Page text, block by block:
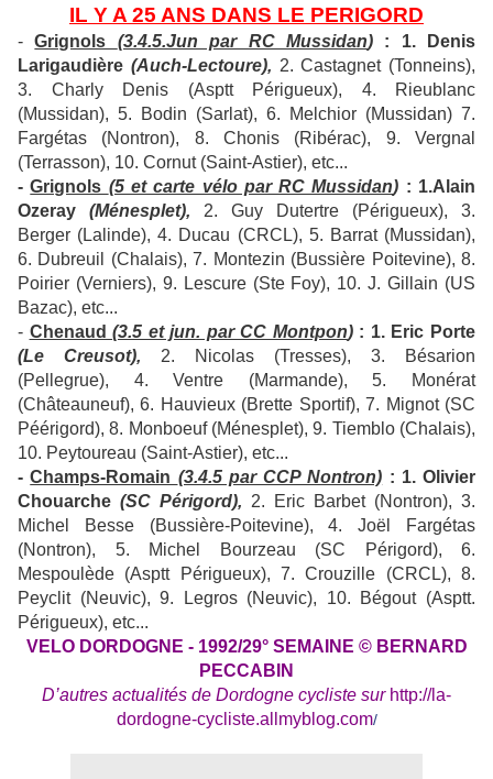
IL Y A 25 ANS DANS LE PERIGORD
-Grignols (3.4.5.Jun par RC Mussidan): 1. Denis
Larigaudière (Auch-Lectoure), 2. Castagnet (Tonneins),
3. Charly Denis (Asptt Périgueux), 4. Rieublanc
(Mussidan), 5. Bodin (Sarlat), 6. Melchior (Mussidan) 7.
Fargétas (Nontron), 8. Chonis (Ribérac), 9. Vergnal
(Terrasson), 10. Cornut (Saint-Astier), etc...
-Grignols (5 et carte vélo par RC Mussidan) : 1.Alain
Ozeray (Ménesplet), 2. Guy Dutertre (Périgueux), 3.
Berger (Lalinde), 4. Ducau (CRCL), 5. Barrat (Mussidan),
6. Dubreuil (Chalais), 7. Montezin (Bussière Poitevine), 8.
Poirier (Verniers), 9. Lescure (Ste Foy), 10. J. Gillain (US
Bazac), etc...
- Chenaud(3.5 et jun. par CC Montpon): 1. Eric Porte
(Le Creusot), 2. Nicolas (Tresses), 3. Bésarion
(Pellegrue), 4. Ventre (Marmande), 5. Monérat
(Châteauneuf), 6. Hauvieux (Brette Sportif), 7. Mignot (SC
Péérigord), 8. Monboeuf (Ménesplet), 9. Tiemblo (Chalais),
10. Peytoureau (Saint-Astier), etc...
-Champs-Romain (3.4.5 par CCP Nontron) : 1. Olivier
Chouarche (SC Périgord), 2. Eric Barbet (Nontron), 3.
Michel Besse (Bussière-Poitevine), 4. Joël Fargétas
(Nontron), 5. Michel Bourzeau (SC Périgord), 6.
Mespoulède (Asptt Périgueux), 7. Crouzille (CRCL), 8.
Peyclit (Neuvic), 9. Legros (Neuvic), 10. Bégout (Asptt.
Périgueux), etc...
VELO DORDOGNE - 1992/29° SEMAINE © BERNARD
PECCABIN
D’autres actualités de Dordogne cycliste sur http://la-
dordogne-cycliste.allmyblog.com/